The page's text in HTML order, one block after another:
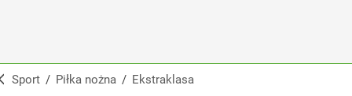
Sport / Piłka nożna / Ekstraklasa